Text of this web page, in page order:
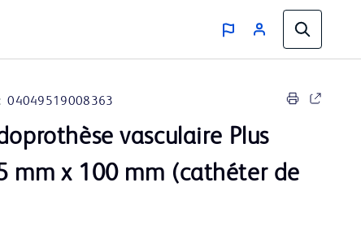
04049519008363
vasculaire Plus
mm x 100 mm (cathéter de